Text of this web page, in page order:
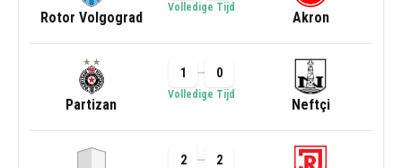
Rotor Volgograd
Volledige Tijd
Akron
Partizan
1 0
Volledige Tijd
Neftçi
2 2